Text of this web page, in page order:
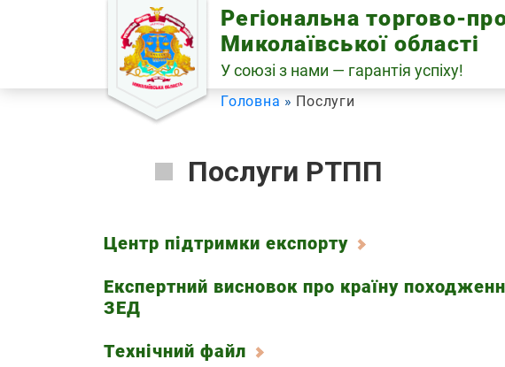
Регіональна торгово-
Миколаївської області
У союзі з нами — гарантія успіху!
Головна Послуги
Послуги РТПП
Центр підтримки експорту
Експертний висновок про країну
ЗЕД
Технічний файл